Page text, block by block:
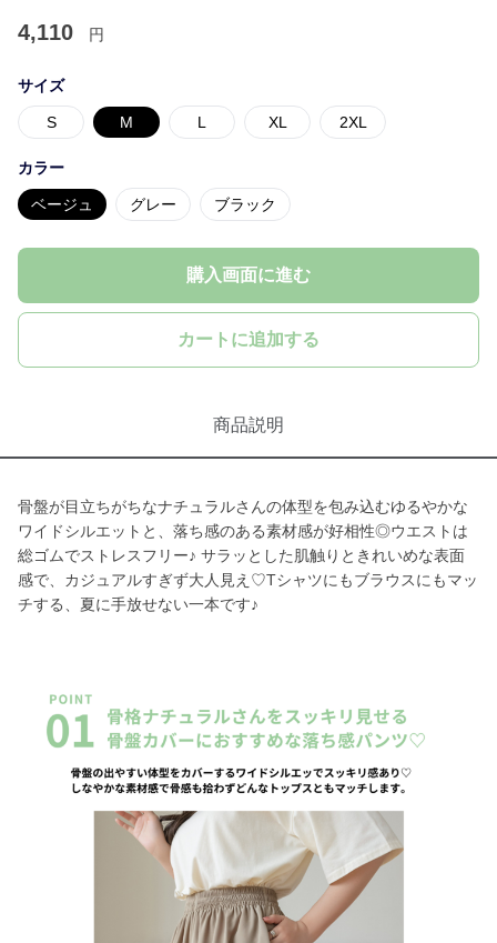
4,110 円
サイズ
S M L XL 2XL
カラー
ベージュ グレー ブラック
購入画面に進む
カートに追加する
商品説明
骨盤が目立ちがちなナチュラルさんの体型を包み込むゆるやかな
ワイドシルエットと、落ち感のある素材感が好相性◎ウエストは
総ゴムでストレスフリー♪ サラッとした肌触りときれいめな表面
感で、カジュアルすぎず大人見え♡Tシャツにもブラウスにもマッ
チする、夏に手放せない一本です♪